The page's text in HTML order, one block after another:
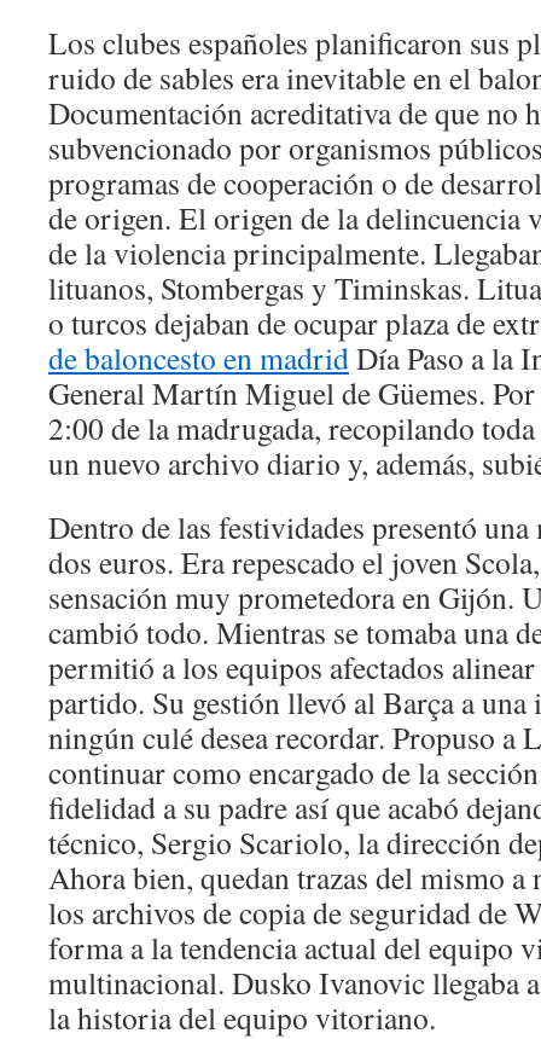
Los clubes españoles planificaron sus
ruido de sables era inevitable en el
Documentación acreditativa de que no
subvencionado por organismos
programas de cooperación o de
de origen. El origen de la delincuencia
de la violencia principalmente.
lituanos, Stombergas y Timinskas.
o turcos dejaban de ocupar plaza de
de baloncesto en madridDía Paso a la
General Martín Miguel de Güemes.
2:00 de la madrugada, recopilando
un nuevo archivo diario y, además,
Dentro de las festividades presentó una
dos euros. Era repescado el joven
sensación muy prometedora en Gijón.
cambió todo. Mientras se tomaba una
permitió a los equipos afectados
partido. Su gestión llevó al Barça a una
ningún culé desea recordar. Propuso a
continuar como encargado de la
fidelidad a su padre así que acabó
técnico, Sergio Scariolo, la dirección
Ahora bien, quedan trazas del mismo
los archivos de copia de seguridad de
forma a la tendencia actual del equipo
multinacional. Dusko Ivanovic llegaba
la historia del equipo vitoriano.